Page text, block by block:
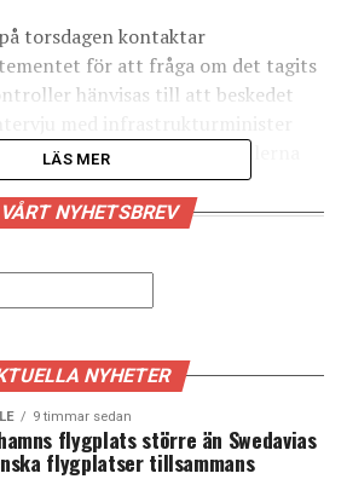
torsdagen kontaktar
för att fråga om det tagits
hänvisas till att beskedet
han säger att ”ID-kontrollerna
och oro över hur det
en förklaring till att regeringen nu
utformning som fanns med
gällde mellan den 4 januari 2016
det formella namnet
det redan hade införts
svenska gränsen innebar
LÄS MER
NYHETSBREV
NYHETER
9 timmar sedan
flygplats större än Swedavias
flygplatser tillsammans